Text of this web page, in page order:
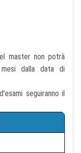
master non potrà
dalla data di
seguiranno il